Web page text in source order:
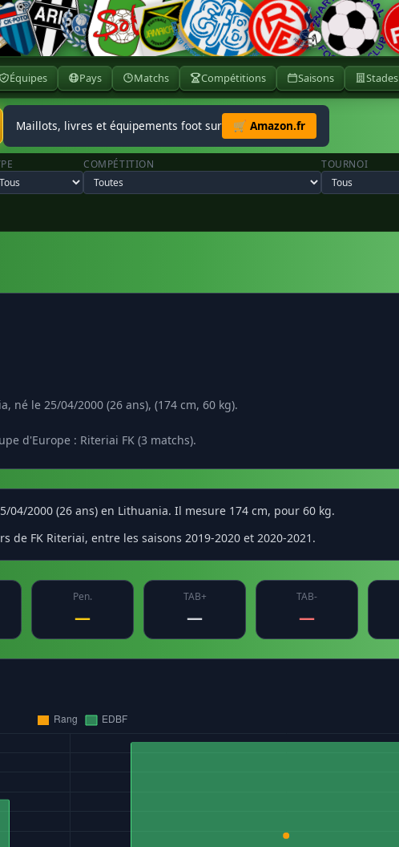
Équipes Pays Matchs Compétitions Saisons Stades
Maillots, livres et équipements foot sur 🛒 Amazon.fr
COMPÉTITION TOURNOI
né le 25/04/2000 (26 ans), (174 cm, 60 kg).
d'Europe : Riteriai FK (3 matchs).
2000 (26 ans) en Lithuania. Il mesure 174 cm, pour 60 kg.
FK Riteriai, entre les saisons 2019-2020 et 2020-2021.
Pen.
—
TAB+
—
TAB-
—